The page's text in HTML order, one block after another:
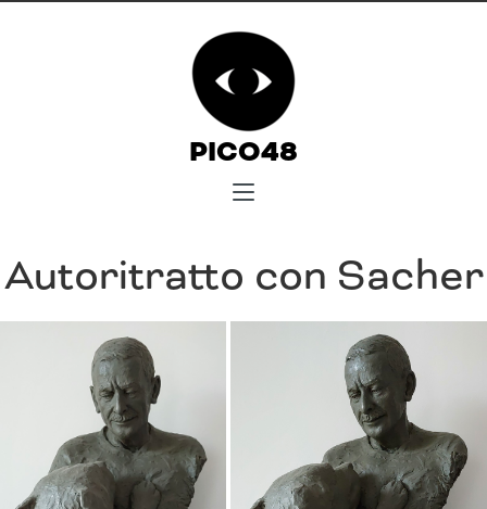
PICO48
Autoritratto con Sacher